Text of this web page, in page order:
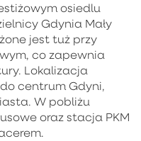
osiedlu
Gdynia Mały
jest tuż przy
co zapewnia
Lokalizacja
centrum Gdyni,
W pobliżu
oraz stacja PKM